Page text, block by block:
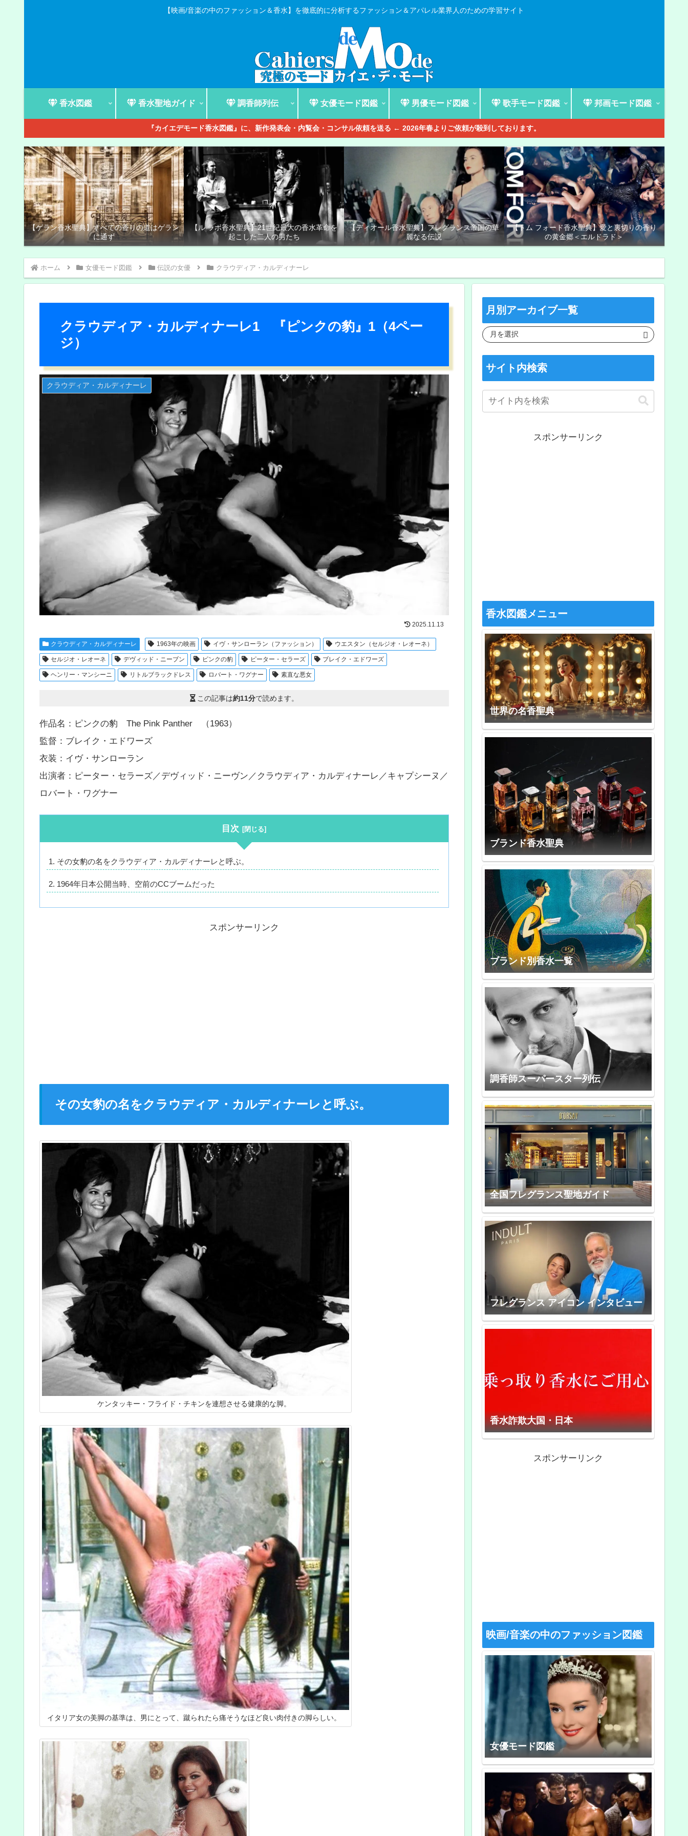
【映画/音楽の中のファッション＆香水】を徹底的に分析するファッション＆アパレル業界人のための学習サイト
香水図鑑 香水聖地ガイド 調香師列伝 女優モード図鑑 男優モード図鑑 歌手モード図鑑 邦画モード図鑑
『カイエデモード香水図鑑』に、新作発表会・内覧会・コンサル依頼を送る ← 2026年春よりご依頼が殺到しております。
【ゲラン香水聖典】すべての香りの道はゲラン
に通ず
【ル ラボ香水聖典】21世紀最大の香水革命を
起こした二人の男たち
【ディオール香水聖典】フレグランス帝国の華
麗なる伝説
【トム フォード香水聖典】愛と裏切りの香り
の黄金郷＜エルドラド＞
ホーム 女優モード図鑑 伝説の女優 クラウディア・カルディナーレ
クラウディア・カルディナーレ1 『ピンクの豹』1（4ペー
ジ）
クラウディア・カルディナーレ
2025.11.13
クラウディア・カルディナーレ 1963年の映画 イヴ・サンローラン（ファッション） ウエスタン（セルジオ・レオーネ）
セルジオ・レオーネ デヴィッド・ニーブン ピンクの豹 ピーター・セラーズ ブレイク・エドワーズ
ヘンリー・マンシーニ リトルブラックドレス ロバート・ワグナー 素直な悪女
この記事は約11分で読めます。
作品名：ピンクの豹 The Pink Panther （1963）
監督：ブレイク・エドワーズ
衣装：イヴ・サンローラン
出演者：ピーター・セラーズ／デヴィッド・ニーヴン／クラウディア・カルディナーレ／キャプシーヌ／
ロバート・ワグナー
目次
その女豹の名をクラウディア・カルディナーレと呼ぶ。
1964年日本公開当時、空前のCCブームだった
スポンサーリンク
その女豹の名をクラウディア・カルディナーレと呼ぶ。
ケンタッキー・フライド・チキンを連想させる健康的な脚。
イタリア女の美脚の基準は、男にとって、蹴られたら痛そうなほど良い肉付きの脚らしい。
月別アーカイブ一覧
サイト内検索
スポンサーリンク
香水図鑑メニュー
世界の名香聖典
ブランド香水聖典
ブランド別香水一覧
調香師スーパースター列伝
全国フレグランス聖地ガイド
フレグランス アイコン インタビュー
香水詐欺大国・日本
スポンサーリンク
映画/音楽の中のファッション図鑑
女優モード図鑑